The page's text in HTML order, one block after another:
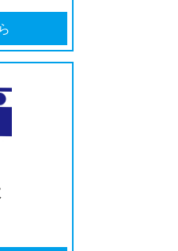
うに弁護士を選んだら